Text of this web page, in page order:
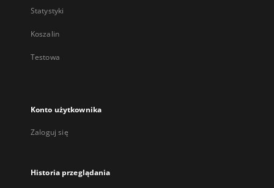
Statystyki
Koszalin
Testowa
Konto użytkownika
Zaloguj się
Historia przeglądania